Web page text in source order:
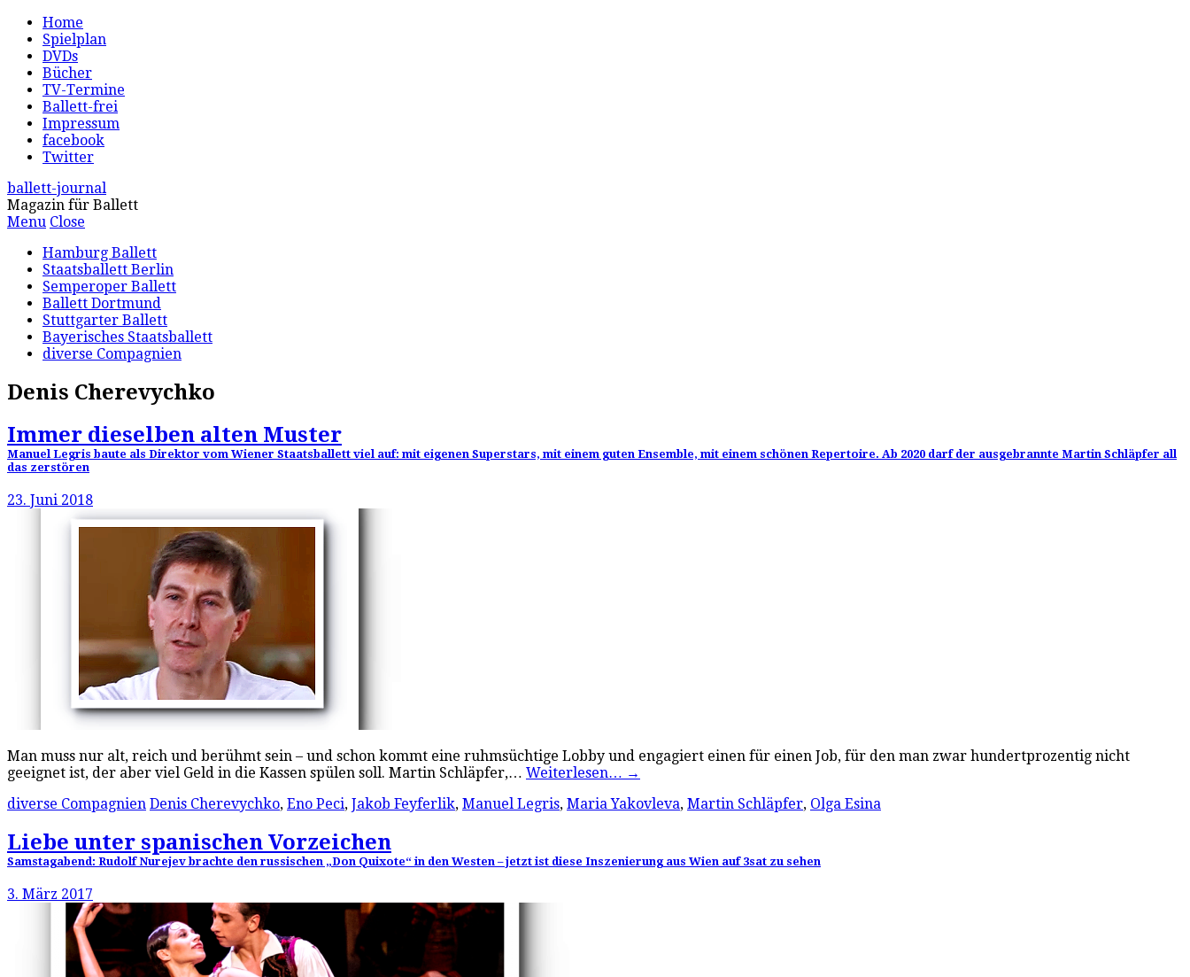
Home
Spielplan
DVDs
Bücher
TV-Termine
Ballett-frei
Impressum
facebook
Twitter
ballett-journal
Magazin für Ballett
Menu Close
Hamburg Ballett
Staatsballett Berlin
Semperoper Ballett
Ballett Dortmund
Stuttgarter Ballett
Bayerisches Staatsballett
diverse Compagnien
Denis Cherevychko
Immer dieselben alten Muster
Manuel Legris baute als Direktor vom Wiener Staatsballett viel auf: mit eigenen Superstars, mit einem guten Ensemble, mit einem schönen Repertoire. Ab 2020 darf der ausgebrannte Martin Schläpfer all
das zerstören
23. Juni 2018
Man muss nur alt, reich und berühmt sein – und schon kommt eine ruhmsüchtige Lobby und engagiert einen für einen Job, für den man zwar hundertprozentig nicht
geeignet ist, der aber viel Geld in die Kassen spülen soll. Martin Schläpfer,… Weiterlesen… →
diverse Compagnien Denis Cherevychko, Eno Peci, Jakob Feyferlik, Manuel Legris, Maria Yakovleva, Martin Schläpfer, Olga Esina
Liebe unter spanischen Vorzeichen
Samstagabend: Rudolf Nurejev brachte den russischen „Don Quixote“ in den Westen – jetzt ist diese Inszenierung aus Wien auf 3sat zu sehen
3. März 2017